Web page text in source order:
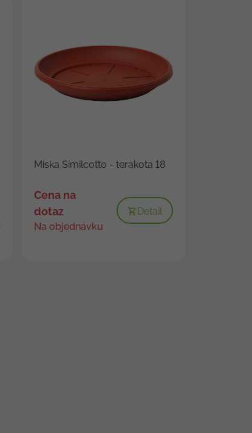
Miska Similcotto - terakota 18
Cena na
dotaz
Na objednávku
Detail